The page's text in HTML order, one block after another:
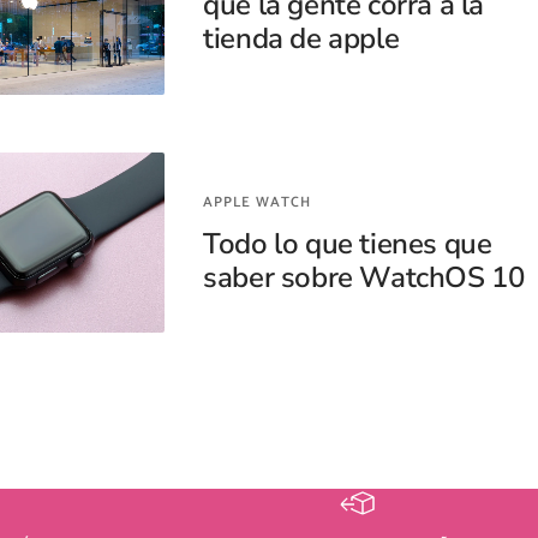
tienda de apple
APPLE WATCH
Todo lo que tienes que
saber sobre WatchOS 10